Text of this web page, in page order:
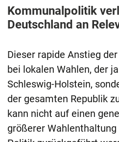
Kommunalpolitik
Deutschland an
Dieser rapide Anstieg
bei lokalen Wahlen, der
Schleswig-Holstein,
der gesamten Republik
kann nicht auf einen
größerer